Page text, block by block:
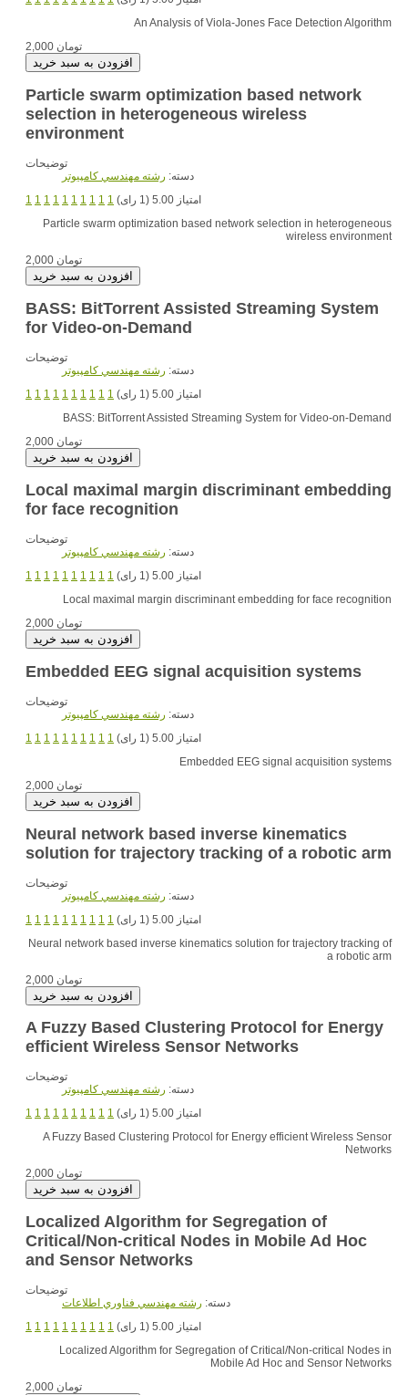
An Analysis of Viola-Jones Face Detection Algorithm
2,000 تومان
Particle swarm optimization based network
selection in heterogeneous wireless
environment
توضیحات
دسته: رشته مهندسي کامپيوتر
1 1 1 1 1 1 1 1 1 1
امتیاز 5.00 (1 رای)
Particle swarm optimization based network selection in heterogeneous
wireless environment
2,000 تومان
BASS: BitTorrent Assisted Streaming System
for Video-on-Demand
توضیحات
دسته: رشته مهندسي کامپيوتر
1 1 1 1 1 1 1 1 1 1
امتیاز 5.00 (1 رای)
BASS: BitTorrent Assisted Streaming System for Video-on-Demand
2,000 تومان
Local maximal margin discriminant embedding
for face recognition
توضیحات
دسته: رشته مهندسي کامپيوتر
1 1 1 1 1 1 1 1 1 1
امتیاز 5.00 (1 رای)
Local maximal margin discriminant embedding for face recognition
2,000 تومان
Embedded EEG signal acquisition systems
توضیحات
دسته: رشته مهندسي کامپيوتر
1 1 1 1 1 1 1 1 1 1
امتیاز 5.00 (1 رای)
Embedded EEG signal acquisition systems
2,000 تومان
Neural network based inverse kinematics
solution for trajectory tracking of a robotic arm
توضیحات
دسته: رشته مهندسي کامپيوتر
1 1 1 1 1 1 1 1 1 1
امتیاز 5.00 (1 رای)
Neural network based inverse kinematics solution for trajectory tracking of
a robotic arm
2,000 تومان
A Fuzzy Based Clustering Protocol for Energy
efficient Wireless Sensor Networks
توضیحات
دسته: رشته مهندسي کامپيوتر
1 1 1 1 1 1 1 1 1 1
امتیاز 5.00 (1 رای)
A Fuzzy Based Clustering Protocol for Energy efficient Wireless Sensor
Networks
2,000 تومان
Localized Algorithm for Segregation of
Critical/Non-critical Nodes in Mobile Ad Hoc
and Sensor Networks
توضیحات
دسته: رشته مهندسي فناوري اطلاعات
1 1 1 1 1 1 1 1 1 1
امتیاز 5.00 (1 رای)
Localized Algorithm for Segregation of Critical/Non-critical Nodes in
Mobile Ad Hoc and Sensor Networks
2,000 تومان